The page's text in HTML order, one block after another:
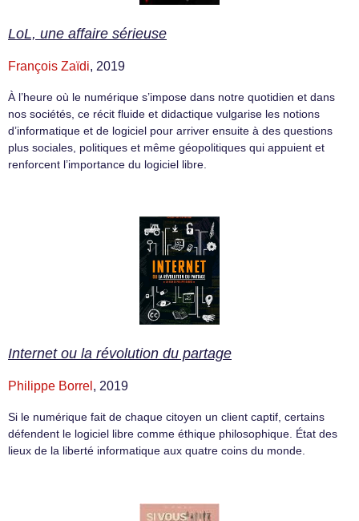
LoL, une affaire sérieuse
François Zaïdi, 2019
À l’heure où le numérique s’impose dans notre quotidien et dans
nos sociétés, ce récit fluide et didactique vulgarise les notions
d’informatique et de logiciel pour arriver ensuite à des questions
plus sociales, politiques et même géopolitiques qui appuient et
renforcent l’importance du logiciel libre.
Internet ou la révolution du partage
Philippe Borrel , 2019
Si le numérique fait de chaque citoyen un client captif, certains
défendent le logiciel libre comme éthique philosophique. État des
lieux de la liberté informatique aux quatre coins du monde.